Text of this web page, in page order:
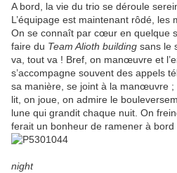
A bord, la vie du trio se déroule
L’équipage est maintenant rôdé,
On se connaît par cœur en quelque
faire du Team Alioth building sans le
va, tout va ! Bref, on manœuvre et
s’accompagne souvent des appels
sa manière, se joint à la manœuvre
lit, on joue, on admire le
lune qui grandit chaque nuit. On
ferait un bonheur de ramener à
Alioth
night